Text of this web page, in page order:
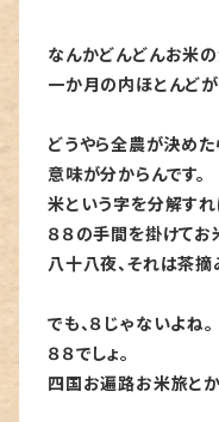
なんかどんどんお米の
一か月の内ほとんど
どうやら全農が決めた
意味が分からんです。
米という字を分解すれ
８８の手間を掛けてお
八十八夜、それは茶摘
でも、８じゃないよね。
８８でしょ。
四国お遍路お米旅とか